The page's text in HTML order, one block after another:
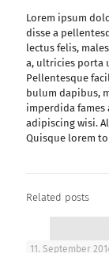
Lorem ipsum
disse a
lectus felis,
a, ultricies porta
Pellentesque
bulum dapibus,
imperdida
adipiscing wisi.
Quisque lorem
Related posts
11. September